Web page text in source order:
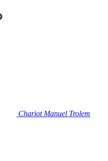
Chariot Manuel Trolem